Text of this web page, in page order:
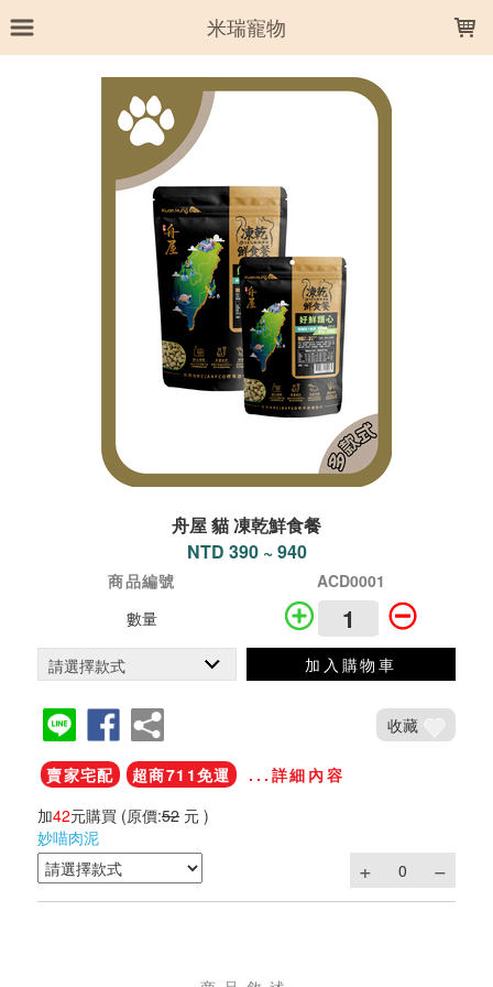
米瑞寵物
舟屋 貓 凍乾鮮食餐
NTD 390 ~ 940
商品編號
ACD0001
數量
加入購物車
收藏
賣家宅配 超商711免運
...詳細內容
加42元購買 (原價:52 元 )
妙喵肉泥